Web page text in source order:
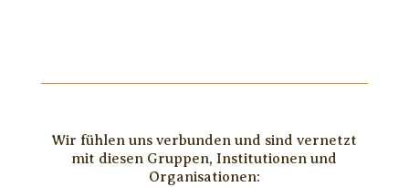
Wir fühlen uns verbunden und sind vernetzt
mit diesen Gruppen, Institutionen und
Organisationen: